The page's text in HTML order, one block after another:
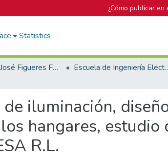
¿Cómo publicar en
Statistics
Biblioteca José Figueres Ferrer Escuela de
iluminación,
hangares,
R.L.